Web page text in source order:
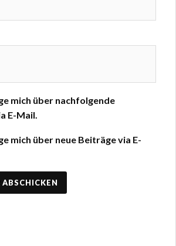
mich über nachfolgende
E-Mail.
mich über neue Beiträge via E-